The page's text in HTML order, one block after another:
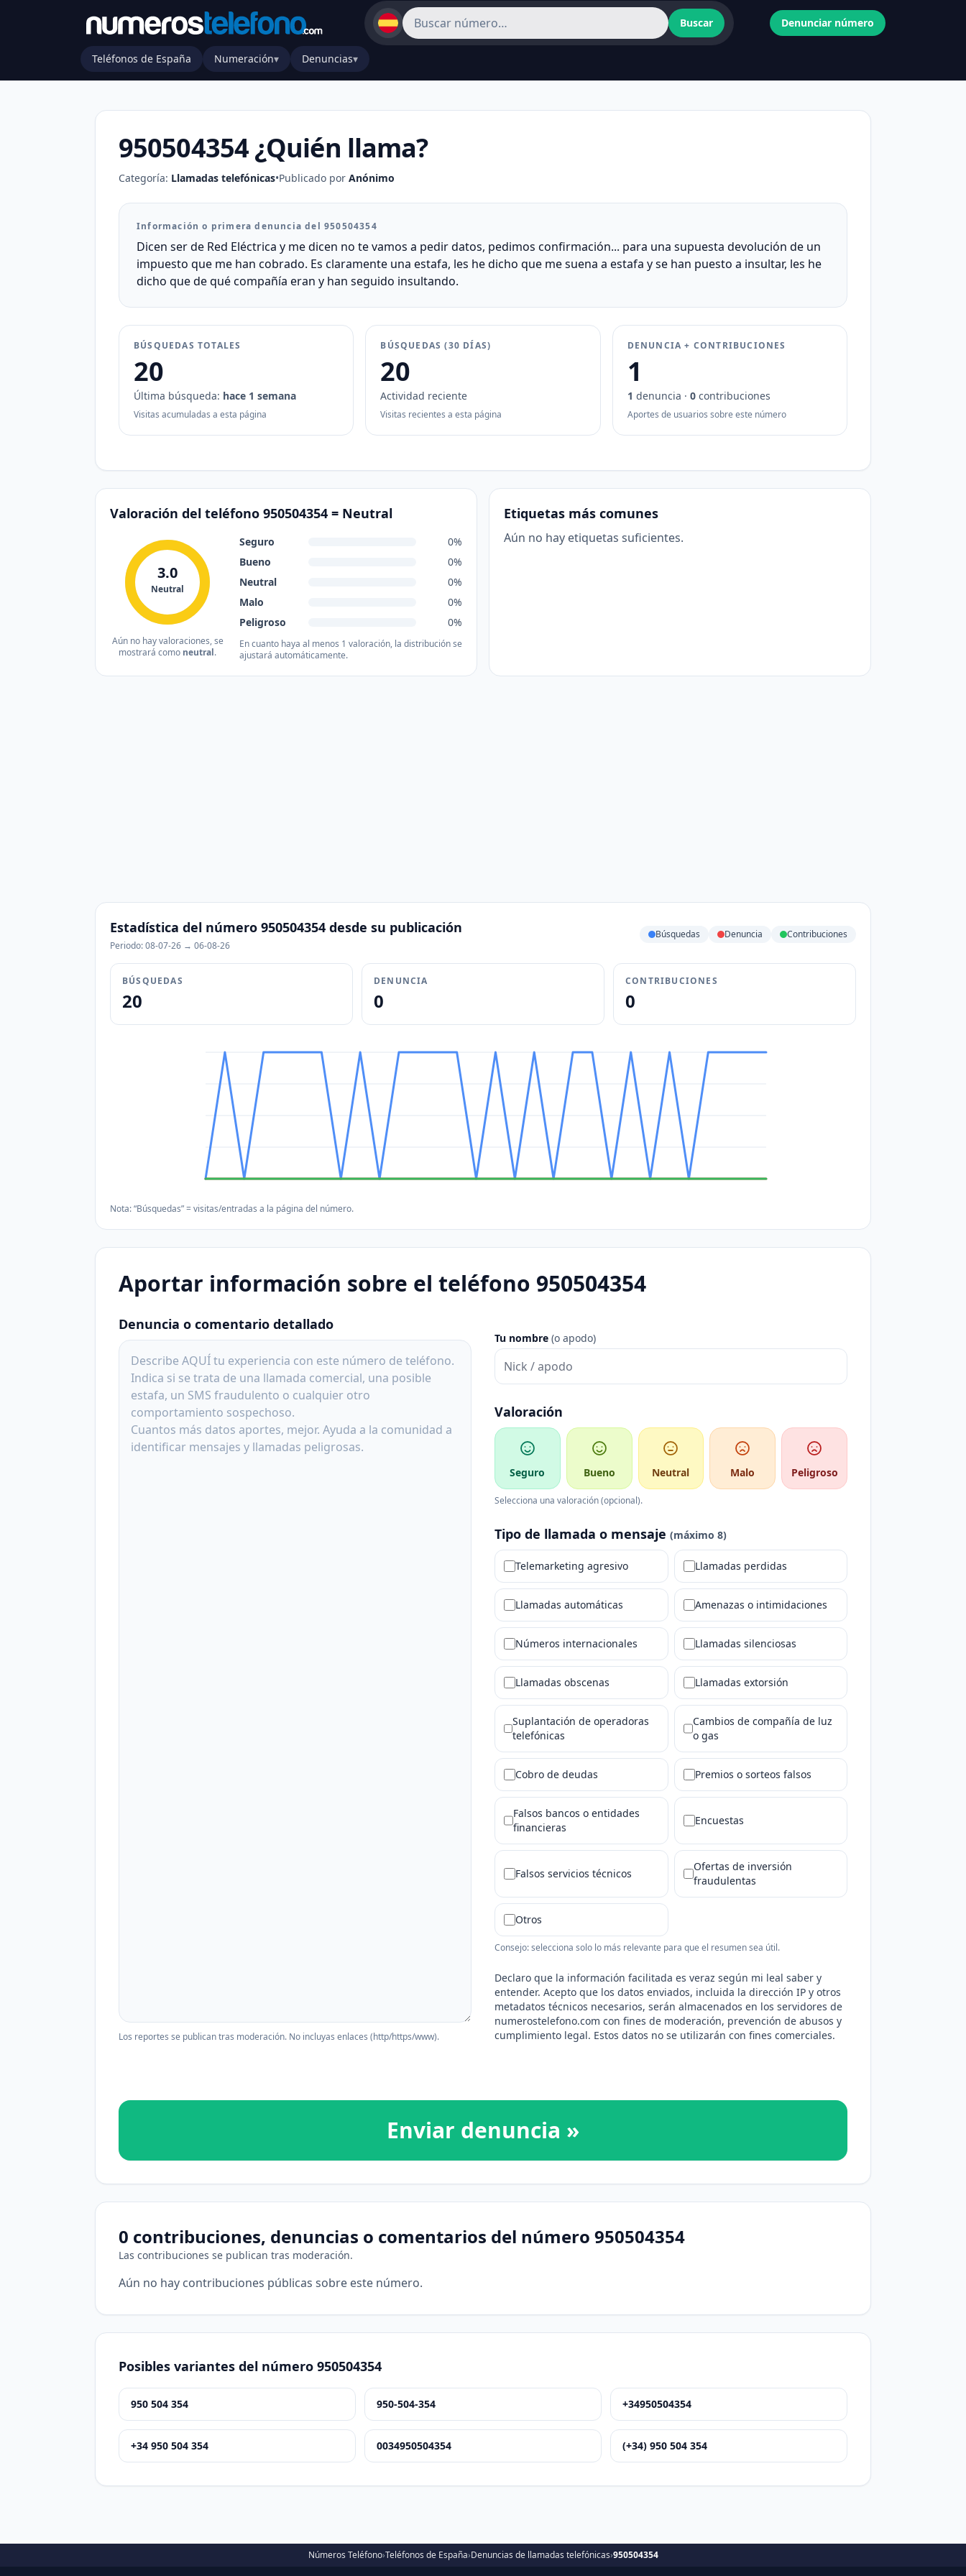
Buscar Denunciar número
Teléfonos de España Numeración▾ Denuncias▾
950504354 ¿Quién llama?
Categoría: Llamadas telefónicas•Publicado por Anónimo
Información o primera denuncia del 950504354
Dicen ser de Red Eléctrica y me dicen no te vamos a pedir datos, pedimos confirmación... para una supuesta devolución de un
impuesto que me han cobrado. Es claramente una estafa, les he dicho que me suena a estafa y se han puesto a insultar, les he
dicho que de qué compañía eran y han seguido insultando.
BÚSQUEDAS TOTALES
20
Última búsqueda: hace 1 semana
Visitas acumuladas a esta página
BÚSQUEDAS (30 DÍAS)
20
Actividad reciente
Visitas recientes a esta página
DENUNCIA + CONTRIBUCIONES
1
1 denuncia · 0contribuciones
Aportes de usuarios sobre este número
Valoración del teléfono 950504354 = Neutral
3.0
Neutral
Aún no hay valoraciones, se
mostrará como neutral.
Seguro
0%
Bueno
0%
Neutral
0%
Malo
0%
Peligroso
0%
En cuanto haya al menos 1 valoración, la distribución se
ajustará automáticamente.
Etiquetas más comunes
Aún no hay etiquetas suficientes.
Estadística del número 950504354 desde su publicación
Periodo: 08-07-26 → 06-08-26
Búsquedas Denuncia Contribuciones
BÚSQUEDAS
20
DENUNCIA
0
CONTRIBUCIONES
0
Nota: “Búsquedas” = visitas/entradas a la página del número.
Aportar información sobre el teléfono 950504354
Denuncia o comentario detallado
Los reportes se publican tras moderación. No incluyas enlaces (http/https/www).
Tu nombre (o apodo)
Valoración
Seguro Bueno Neutral Malo Peligroso
Selecciona una valoración (opcional).
Tipo de llamada o mensaje (máximo 8)
Telemarketing agresivo Llamadas perdidas
Llamadas automáticas Amenazas o intimidaciones
Números internacionales Llamadas silenciosas
Llamadas obscenas Llamadas extorsión
Suplantación de operadoras
telefónicas
Cambios de compañía de luz
o gas
Cobro de deudas Premios o sorteos falsos
Falsos bancos o entidades
financieras
Encuestas
Falsos servicios técnicos
Ofertas de inversión
fraudulentas
Otros
Consejo: selecciona solo lo más relevante para que el resumen sea útil.
Declaro que la información facilitada es veraz según mi leal saber y
entender. Acepto que los datos enviados, incluida la dirección IP y otros
metadatos técnicos necesarios, serán almacenados en los servidores de
numerostelefono.com con fines de moderación, prevención de abusos y
cumplimiento legal. Estos datos no se utilizarán con fines comerciales.
Enviar denuncia »
0 contribuciones, denuncias o comentarios del número 950504354
Las contribuciones se publican tras moderación.
Aún no hay contribuciones públicas sobre este número.
Posibles variantes del número 950504354
950 504 354 950-504-354 +34950504354
+34 950 504 354 0034950504354 (+34) 950 504 354
Números Teléfono›Teléfonos de España›Denuncias de llamadas telefónicas›950504354